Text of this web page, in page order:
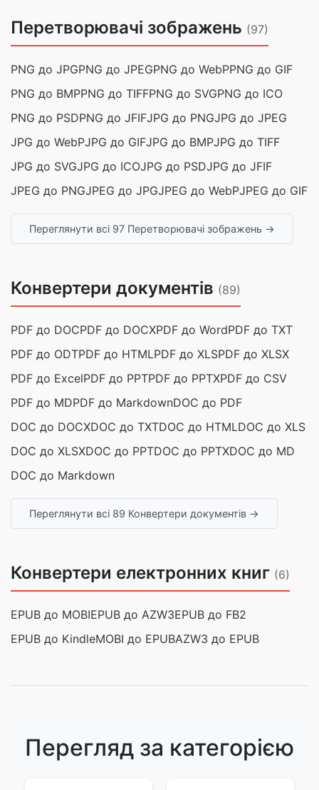
Перетворювачі зображень (97)
PNG до JPGPNG до JPEGPNG до WebPPNG до GIF
PNG до BMPPNG до TIFFPNG до SVGPNG до ICO
PNG до PSDPNG до JFIFJPG до PNGJPG до JPEG
JPG до WebPJPG до GIFJPG до BMPJPG до TIFF
JPG до SVGJPG до ICOJPG до PSDJPG до JFIF
JPEG до PNGJPEG до JPGJPEG до WebPJPEG до GIF
Переглянути всі 97 Перетворювачі зображень →
Конвертери документів (89)
PDF до DOCPDF до DOCXPDF до WordPDF до TXT
PDF до ODTPDF до HTMLPDF до XLSPDF до XLSX
PDF до ExcelPDF до PPTPDF до PPTXPDF до CSV
PDF до MDPDF до MarkdownDOC до PDF
DOC до DOCXDOC до TXTDOC до HTMLDOC до XLS
DOC до XLSXDOC до PPTDOC до PPTXDOC до MD
DOC до Markdown
Переглянути всі 89 Конвертери документів →
Конвертери електронних книг (6)
EPUB до MOBIEPUB до AZW3EPUB до FB2
EPUB до KindleMOBI до EPUBAZW3 до EPUB
Перегляд за категорією